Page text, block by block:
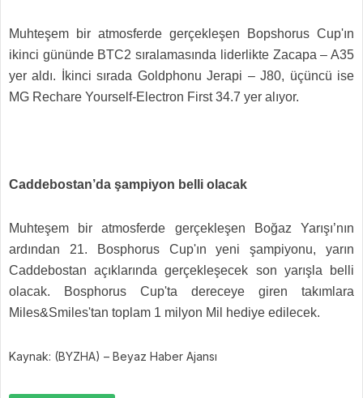
Muhteşem bir atmosferde gerçekleşen Bopshorus Cup'ın
ikinci gününde BTC2 sıralamasında liderlikte Zacapa – A35
yer aldı. İkinci sırada Goldphonu Jerapi – J80, üçüncü ise
MG Rechare Yourself-Electron First 34.7 yer alıyor.
Caddebostan’da şampiyon belli olacak
Muhteşem bir atmosferde gerçekleşen Boğaz Yarışı’nın
ardından 21. Bosphorus Cup'ın yeni şampiyonu, yarın
Caddebostan açıklarında gerçekleşecek son yarışla belli
olacak. Bosphorus Cup'ta dereceye giren takımlara
Miles&Smiles'tan toplam 1 milyon Mil hediye edilecek.
Kaynak: (BYZHA) – Beyaz Haber Ajansı